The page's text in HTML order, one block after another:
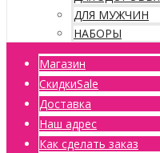
ДЛЯ МУЖЧИН
НАБОРЫ
Магазин
СкидкиSale
Доставка
Наш адрес
Как сделать заказ